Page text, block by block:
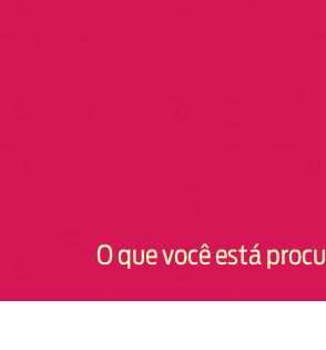
O que você está